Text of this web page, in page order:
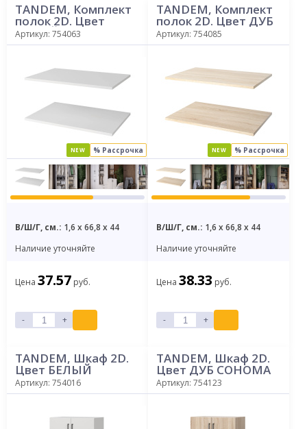
TANDEM, Комплект
полок 2D. Цвет
БЕЛЫЙ
Артикул: 754063
NEW % Рассрочка
В/Ш/Г, см.: 1,6 x 66,8 x 44
Наличие уточняйте
Цена 37.57 руб.
- +
TANDEM, Комплект
полок 2D. Цвет ДУБ
СОНОМА
Артикул: 754085
NEW % Рассрочка
В/Ш/Г, см.: 1,6 x 66,8 x 44
Наличие уточняйте
Цена 38.33 руб.
- +
TANDEM, Шкаф 2D.
Цвет БЕЛЫЙ
Артикул: 754016
TANDEM, Шкаф 2D.
Цвет ДУБ СОНОМА
Артикул: 754123